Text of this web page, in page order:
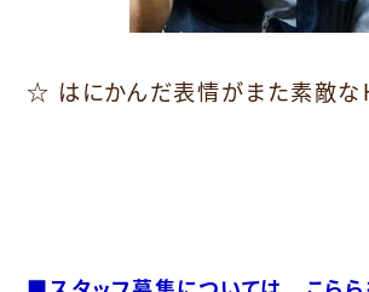
☆ はにかんだ表情がまた素敵